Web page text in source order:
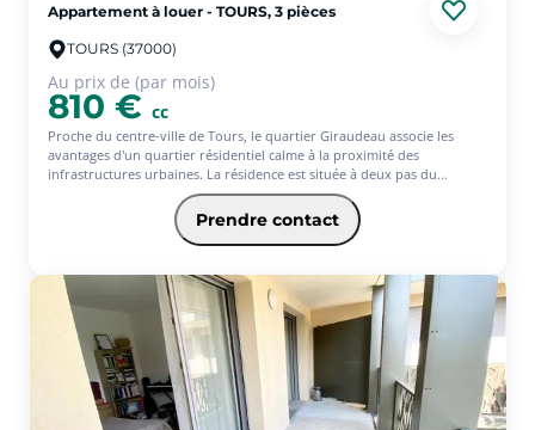
Appartement à louer - TOURS, 3 pièces
TOURS (37000)
Au prix de (par mois)
810 € cc
Proche du centre-ville de Tours, le quartier Giraudeau associe les
avantages d'un quartier résidentiel calme à la proximité des
infrastructures urbaines. La résidence est située à deux pas du
quartier Rabelais et de sa vie de village tranquille. Il est également
contigu au très prisé quartier Lakanal-Strasbourg. La place de
Strasbourg est réputée pour son marché et ses aires de loisirs,
également nombreuses dans l'ensemble du quartier Giraudeau, de
commerciaux situés un peu plus à l'ouest, rue du Général Renault, à
quelques centaines de mètres, ainsi qu'une pharmacie en face de la
résidence. L'appartement est proposé non meublé et vous offre une
entrée indépendante, une cuisine aménagée et équipée ouverte sur le
séjour, donnant lui-même sur un balcon exposé sud, deux chambres,
une salle de bains et des WC séparés. Vous disposez également d'une
place de parking privative au sein de la résidence. Un local à vélos est
également à votre disposition. Avec l'offre Equilibre de l'assurance
Prendre contact